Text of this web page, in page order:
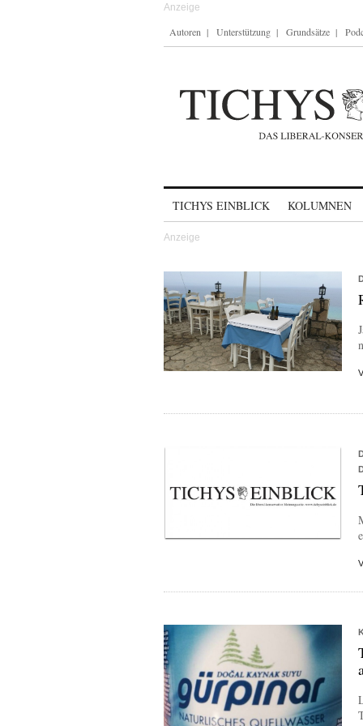
Autoren Unterstützung Grundsätze
TICHYS EINBLICK KOLUMNEN